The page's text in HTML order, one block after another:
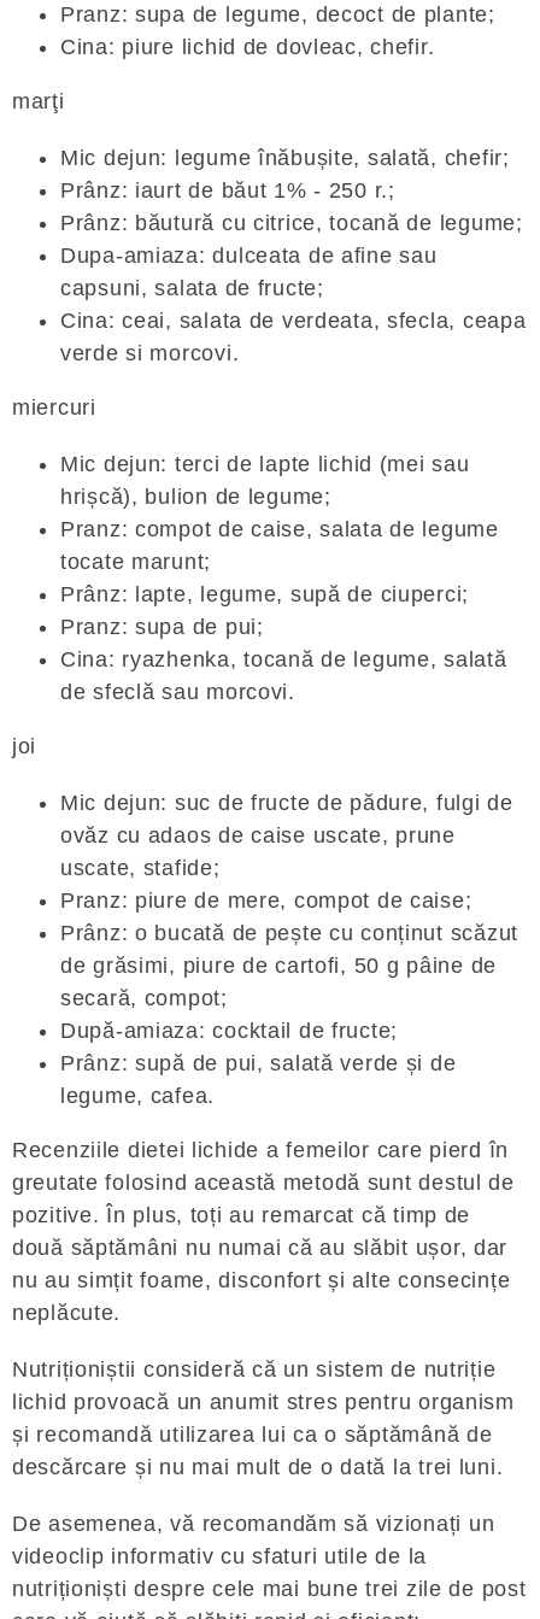
Pranz: supa de legume, decoct de plante;
Cina: piure lichid de dovleac, chefir.
marţi
Mic dejun: legume înăbușite, salată, chefir;
Prânz: iaurt de băut 1% - 250 r.;
Prânz: băutură cu citrice, tocană de legume;
Dupa-amiaza: dulceata de afine sau
capsuni, salata de fructe;
Cina: ceai, salata de verdeata, sfecla, ceapa
verde si morcovi.
miercuri
Mic dejun: terci de lapte lichid (mei sau
hrișcă), bulion de legume;
Pranz: compot de caise, salata de legume
tocate marunt;
Prânz: lapte, legume, supă de ciuperci;
Pranz: supa de pui;
Cina: ryazhenka, tocană de legume, salată
de sfeclă sau morcovi.
joi
Mic dejun: suc de fructe de pădure, fulgi de
ovăz cu adaos de caise uscate, prune
uscate, stafide;
Pranz: piure de mere, compot de caise;
Prânz: o bucată de pește cu conținut scăzut
de grăsimi, piure de cartofi, 50 g pâine de
secară, compot;
După-amiaza: cocktail de fructe;
Prânz: supă de pui, salată verde și de
legume, cafea.
Recenziile dietei lichide a femeilor care pierd în
greutate folosind această metodă sunt destul de
pozitive. În plus, toți au remarcat că timp de
două săptămâni nu numai că au slăbit ușor, dar
nu au simțit foame, disconfort și alte consecințe
neplăcute.
Nutriționiștii consideră că un sistem de nutriție
lichid provoacă un anumit stres pentru organism
și recomandă utilizarea lui ca o săptămână de
descărcare și nu mai mult de o dată la trei luni.
De asemenea, vă recomandăm să vizionați un
videoclip informativ cu sfaturi utile de la
nutriționiști despre cele mai bune trei zile de post